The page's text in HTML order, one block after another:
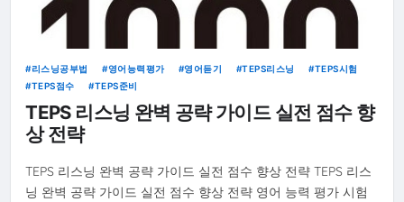
리스닝공부법 영어능력평가 영어듣기 TEPS리스닝
TEPS시험
TEPS점수
TEPS준비
TEPS 리스닝 완벽 공략 가이드 실전 점수 향
상 전략
TEPS 리스닝 완벽 공략 가이드 실전 점수 향상 전략 TEPS 리스
닝 완벽 공략 가이드 실전 점수 향상 전략 영어 능력 평가 시험